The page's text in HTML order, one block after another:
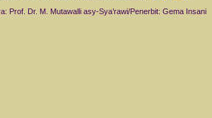
Prof. Dr. M. Mutawalli asy-Sya’rawi/Penerbit: Gema Insani